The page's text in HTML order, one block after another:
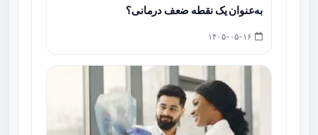
به‌عنوان یک نقطه ضعف درمانی؟